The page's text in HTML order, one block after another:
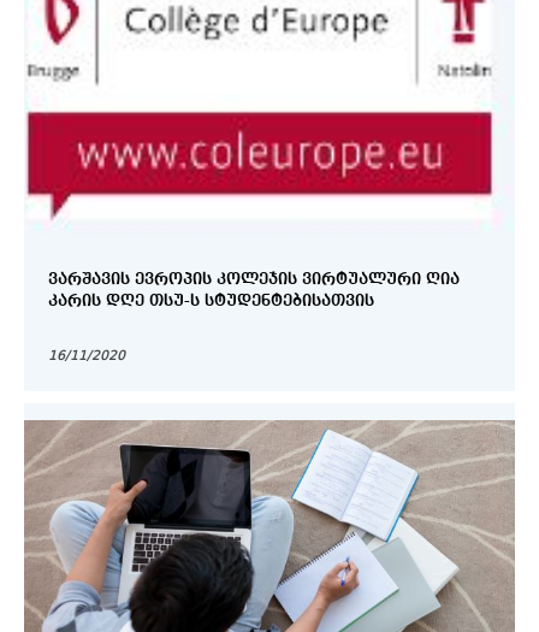
ᲕᲐᲠᲨᲐᲕᲘᲡ ᲔᲕᲠᲝᲞᲘᲡ ᲙᲝᲚᲔᲯᲘᲡ ᲕᲘᲠᲢᲣᲐᲚᲣᲠᲘ ᲦᲘᲐ
ᲙᲐᲠᲘᲡ ᲓᲦᲔ ᲗᲡᲣ-Ს ᲡᲢᲣᲓᲔᲜᲢᲔᲑᲘᲡᲐᲗᲕᲘᲡ
16/11/2020